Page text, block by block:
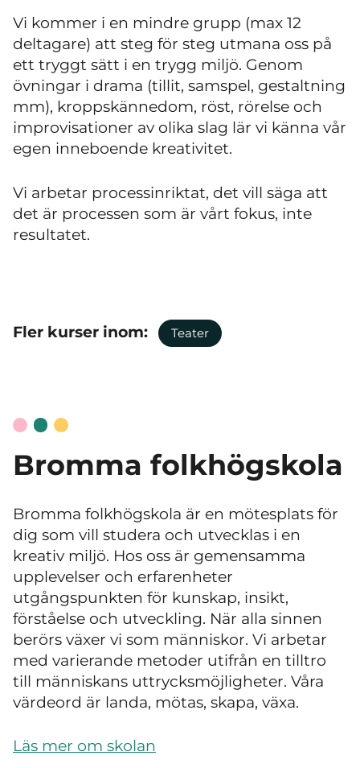
Vi kommer i en mindre grupp (max 12
deltagare) att steg för steg utmana oss på
ett tryggt sätt i en trygg miljö. Genom
övningar i drama (tillit, samspel, gestaltning
mm), kroppskännedom, röst, rörelse och
improvisationer av olika slag lär vi känna vår
egen inneboende kreativitet.
Vi arbetar processinriktat, det vill säga att
det är processen som är vårt fokus, inte
resultatet.
Fler kurser inom: Teater
Bromma folkhögskola
Bromma folkhögskola är en mötesplats för
dig som vill studera och utvecklas i en
kreativ miljö. Hos oss är gemensamma
upplevelser och erfarenheter
utgångspunkten för kunskap, insikt,
förståelse och utveckling. När alla sinnen
berörs växer vi som människor. Vi arbetar
med varierande metoder utifrån en tilltro
till människans uttrycksmöjligheter. Våra
värdeord är landa, mötas, skapa, växa.
Läs mer om skolan